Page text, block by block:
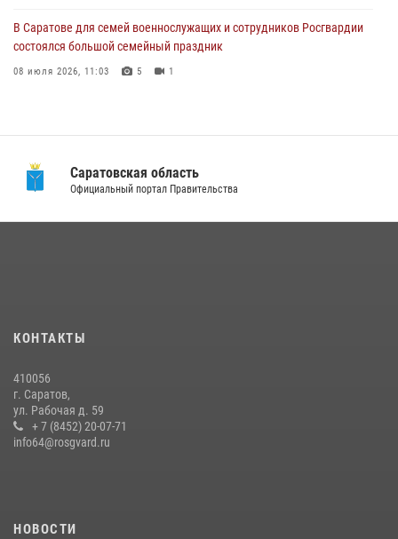
В Саратове для семей военнослужащих и сотрудников Росгвардии
состоялся большой семейный праздник
08 июля 2026, 11:03 5 1
В Саратовской области при содействии спецназа Росгвардии
Росгвардии состоялся праздничный молебен, посвященный Дню
Крещения Руси
28 июля 2026, 13:25
05 августа 2026, 12:55
Саратовская область
Официальный портал Правительства
КОНТАКТЫ
410056
г. Саратов,
ул. Рабочая д. 59
+ 7 (8452) 20-07-71
info64@rosgvard.ru
НОВОСТИ